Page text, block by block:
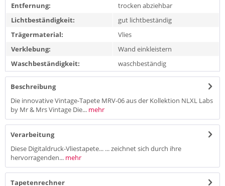
Entfernung:
trocken abziehbar
Lichtbeständigkeit:
gut lichtbeständig
Trägermaterial:
Vlies
Verklebung:
Wand einkleistern
Waschbeständigkeit:
waschbeständig
Beschreibung
Die innovative Vintage-Tapete MRV-06 aus der Kollektion NLXL Labs
by Mr & Mrs Vintage Die... mehr
Verarbeitung
Diese Digitaldruck-Vliestapete... ... zeichnet sich durch ihre
hervorragenden... mehr
Tapetenrechner